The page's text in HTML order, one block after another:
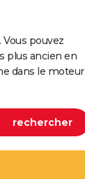
pouvez
plus ancien en
dans le moteur